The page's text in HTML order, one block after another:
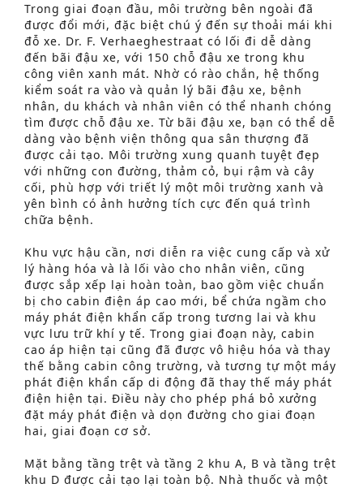
Trong giai đoạn đầu, môi trường bên ngoài đã
được đổi mới, đặc biệt chú ý đến sự thoải mái khi
đỗ xe. Dr. F. Verhaeghestraat có lối đi dễ dàng
đến bãi đậu xe, với 150 chỗ đậu xe trong khu
công viên xanh mát. Nhờ có rào chắn, hệ thống
kiểm soát ra vào và quản lý bãi đậu xe, bệnh
nhân, du khách và nhân viên có thể nhanh chóng
tìm được chỗ đậu xe. Từ bãi đậu xe, bạn có thể dễ
dàng vào bệnh viện thông qua sân thượng đã
được cải tạo. Môi trường xung quanh tuyệt đẹp
với những con đường, thảm cỏ, bụi rậm và cây
cối, phù hợp với triết lý một môi trường xanh và
yên bình có ảnh hưởng tích cực đến quá trình
chữa bệnh.
Khu vực hậu cần, nơi diễn ra việc cung cấp và xử
lý hàng hóa và là lối vào cho nhân viên, cũng
được sắp xếp lại hoàn toàn, bao gồm việc chuẩn
bị cho cabin điện áp cao mới, bể chứa ngầm cho
máy phát điện khẩn cấp trong tương lai và khu
vực lưu trữ khí y tế. Trong giai đoạn này, cabin
cao áp hiện tại cũng đã được vô hiệu hóa và thay
thế bằng cabin công trường, và tương tự một máy
phát điện khẩn cấp di động đã thay thế máy phát
điện hiện tại. Điều này cho phép phá bỏ xưởng
đặt máy phát điện và dọn đường cho giai đoạn
hai, giai đoạn cơ sở.
Mặt bằng tầng trệt và tầng 2 khu A, B và tầng trệt
khu D được cải tạo lại toàn bộ. Nhà thuốc và một